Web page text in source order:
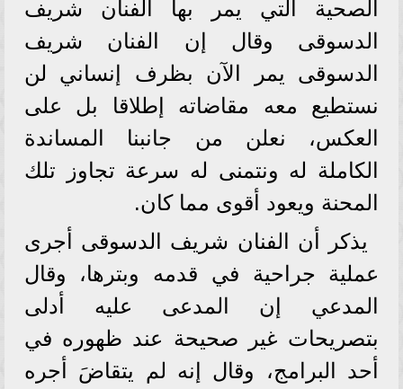
الصحية التي يمر بها الفنان شريف
الدسوقى وقال إن الفنان شريف
الدسوقى يمر الآن بظرف إنساني لن
نستطيع معه مقاضاته إطلاقا بل على
العكس، نعلن من جانبنا المساندة
الكاملة له ونتمنى له سرعة تجاوز تلك
المحنة ويعود أقوى مما كان.
يذكر أن الفنان شريف الدسوقى أجرى
عملية جراحية في قدمه وبترها، وقال
المدعي إن المدعى عليه أدلى
بتصريحات غير صحيحة عند ظهوره في
أحد البرامج، وقال إنه لم يتقاضَ أجره